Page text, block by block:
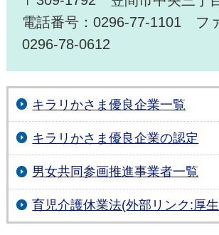
電話番号：0296-77-1101 フ
0296-78-0612
キラリかさま優良企業一覧
キラリかさま優良企業の認定
男女共同参画推進事業者一覧
育児介護休業法(外部リンク:厚